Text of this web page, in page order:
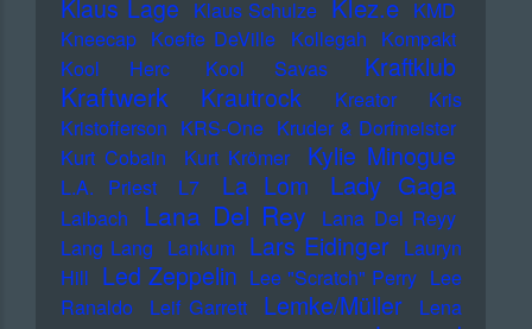
Klaus Lage Klaus Schulze Klez.e KMD
Kneecap Koefte DeVille Kollegah Kompakt
Kool Herc
Kool Savas Kraftklub
Kraftwerk Krautrock Kreator
Kris
Kristofferson KRS-One Kruder & Dorfmeister
Kurt Cobain
Kurt Krömer Kylie Minogue
L.A. Priest L7 La Lom Lady Gaga
Laibach Lana Del Rey
Lana Del Reyy
Lang Lang Lankum Lars Eidinger Lauryn
Hill Led Zeppelin Lee "Scratch" Perry Lee
Ranaldo
Leif Garrett Lemke/Müller
Lena